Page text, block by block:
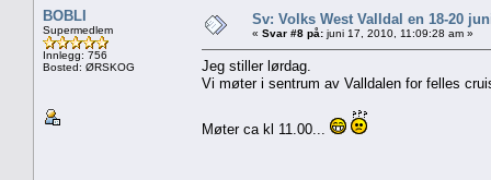
BOBLI
Supermedlem
Innlegg: 756
Bosted: ØRSKOG
Sv: Volks West Valldal en 18-20
« Svar #8 på: juni 17, 2010, 11:09:28 am »
Jeg stiller lørdag.
Vi møter i sentrum av Valldalen for felles
Møter ca kl 11.00...